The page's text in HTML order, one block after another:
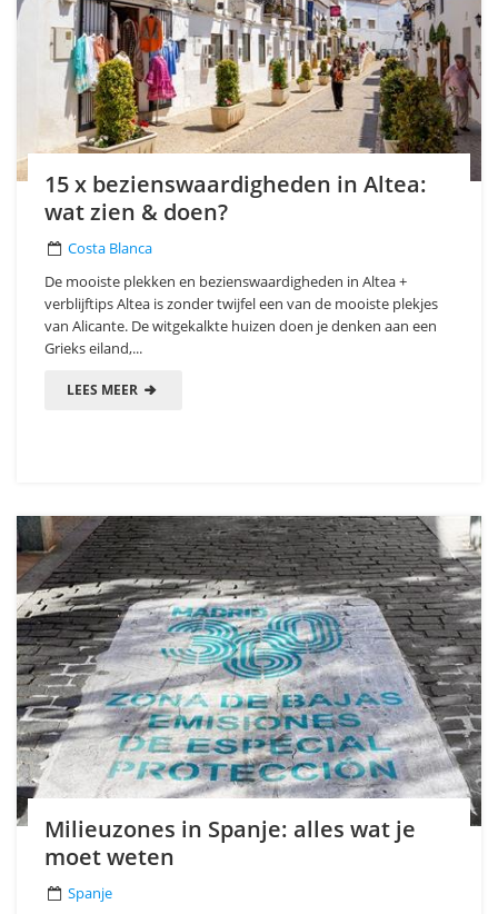
15 x bezienswaardigheden in Altea:
wat zien & doen?
Costa Blanca
De mooiste plekken en bezienswaardigheden in Altea +
verblijftips Altea is zonder twijfel een van de mooiste plekjes
van Alicante. De witgekalkte huizen doen je denken aan een
Grieks eiland,...
LEES MEER
Milieuzones in Spanje: alles wat je
moet weten
Spanje